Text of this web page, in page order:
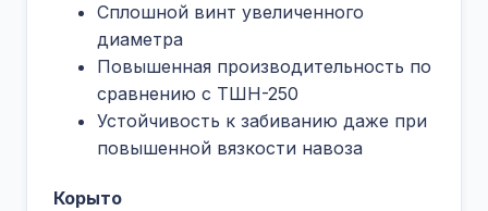
Сплошной винт увеличенного
диаметра
Повышенная производительность по
сравнению с ТШН-250
Устойчивость к забиванию даже при
повышенной вязкости навоза
Корыто